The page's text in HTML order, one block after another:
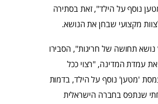
נוסף על הילד", זאת בסתירה
מקצועי שבחן את הנושא.
נושא תחושה של חריגות", הסבירו
עמדת המדינה, "רצוי ככל
'מטען' נוסף על הילד, בדמות
שנתפס בחברה הישראלית